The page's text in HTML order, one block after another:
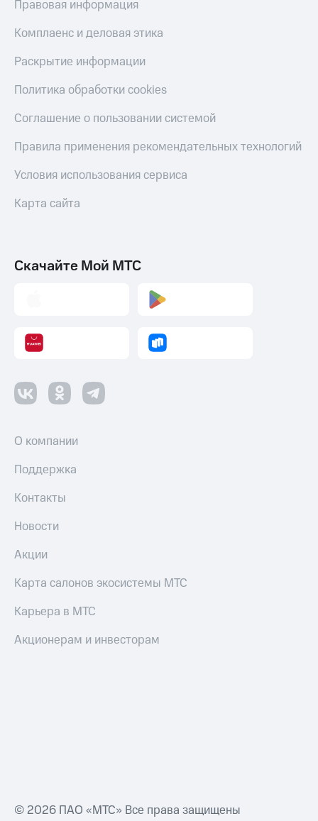
Правовая информация
Комплаенс и деловая этика
Раскрытие информации
Политика обработки cookies
Соглашение о пользовании системой
Правила применения рекомендательных технологий
Условия использования сервиса
Карта сайта
Скачайте Мой МТС
О компании
Поддержка
Контакты
Новости
Акции
Карта салонов экосистемы МТС
Карьера в МТС
Акционерам и инвесторам
© 2026 ПАО «МТС» Все права защищены